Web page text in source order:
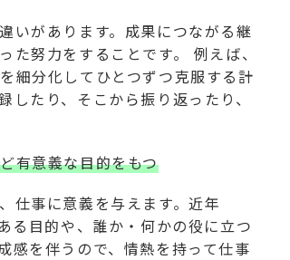
いがあります。成果につながる継
努力をすることです。 例えば、
細分化してひとつずつ克服する計
たり、そこから振り返ったり、
有意義な目的をもつ
仕事に意義を与えます。近年
る目的や、誰か・何かの役に立つ
感を伴うので、情熱を持って仕事